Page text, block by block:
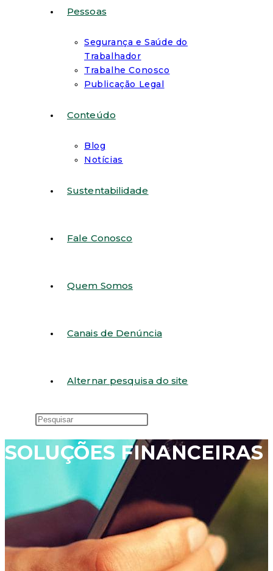
Pessoas
Segurança e Saúde do
Trabalhador
Trabalhe Conosco
Publicação Legal
Conteúdo
Blog
Notícias
Sustentabilidade
Fale Conosco
Quem Somos
Canais de Denúncia
Alternar pesquisa do site
SOLUÇÕES FINANCEIRAS